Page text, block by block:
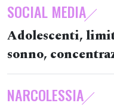
SOCIAL MEDIA
Adolescenti,
sonno,
NARCOLESSIA